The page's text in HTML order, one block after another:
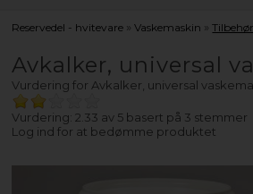
Reservedel - hvitevare »Vaskemaskin »
Avkalker, universal
Vurdering for Avkalker, universal
Vurdering: 2.33 av 5 basert på 3 stemmer
Log ind for at bedømme produktet